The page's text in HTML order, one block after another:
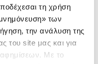
τη χρήση
των
την ανάλυση της
του site μας και για
Με το